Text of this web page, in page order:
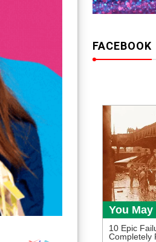
FACEBOOK